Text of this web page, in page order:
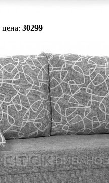
цена: 30299